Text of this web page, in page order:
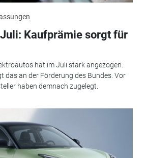
Kaufprämie sorgt für
hat im Juli stark angezogen.
das an der Förderung des Bundes. Vor
haben demnach zugelegt.